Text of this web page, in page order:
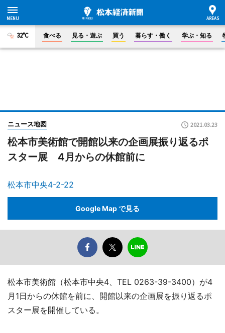
32°C 食べる 見る・遊ぶ 買う 暮らす・働く 学ぶ・知る
ニュース地図 2021.03.23
松本市美術館で開館以来の企画展振り返るポ
スター展 4月からの休館前に
松本市中央4-2-22
Google Map で見る
松本市美術館（松本市中央4、TEL 0263-39-3400）が4
月1日からの休館を前に、開館以来の企画展を振り返るポ
スター展を開催している。